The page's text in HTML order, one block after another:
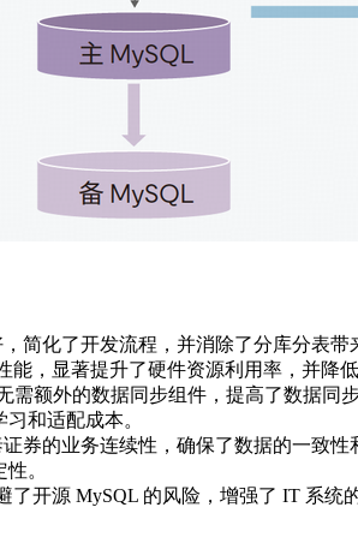
简化了开发流程，并消除了分库分表
能，显著提升了硬件资源利用率，并降
需额外的数据同步组件，提高了数据同
和适配成本。
券的业务连续性，确保了数据的一致
。
了开源 MySQL 的风险，增强了 IT 系统